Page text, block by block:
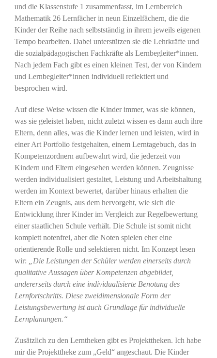
und die Klassenstufe 1 zusammenfasst, im Lernbereich
Mathematik 26 Lernfächer in neun Einzelfächern, die die
Kinder der Reihe nach selbstständig in ihrem jeweils eigenen
Tempo bearbeiten. Dabei unterstützen sie die Lehrkräfte und
die sozialpädagogischen Fachkräfte als Lernbegleiter*innen.
Nach jedem Fach gibt es einen kleinen Test, der von Kindern
und Lernbegleiter*innen individuell reflektiert und
besprochen wird.
Auf diese Weise wissen die Kinder immer, was sie können,
was sie geleistet haben, nicht zuletzt wissen es dann auch ihre
Eltern, denn alles, was die Kinder lernen und leisten, wird in
einer Art Portfolio festgehalten, einem Lerntagebuch, das in
Kompetenzordnern aufbewahrt wird, die jederzeit von
Kindern und Eltern eingesehen werden können. Zeugnisse
werden individualisiert gestaltet, Leistung und Arbeitshaltung
werden im Kontext bewertet, darüber hinaus erhalten die
Eltern ein Zeugnis, aus dem hervorgeht, wie sich die
Entwicklung ihrer Kinder im Vergleich zur Regelbewertung
einer staatlichen Schule verhält. Die Schule ist somit nicht
komplett notenfrei, aber die Noten spielen eher eine
orientierende Rolle und selektieren nicht. Im Konzept lesen
wir:
„Die Leistungen der Schüler werden einerseits durch
qualitative Aussagen über Kompetenzen abgebildet,
andererseits durch eine individualisierte Benotung des
Lernfortschritts. Diese zweidimensionale Form der
Leistungsbewertung ist auch Grundlage für individuelle
Lernplanungen.“
Zusätzlich zu den Lerntheken gibt es Projekttheken. Ich habe
mir die Projekttheke zum „Geld“ angeschaut. Die Kinder